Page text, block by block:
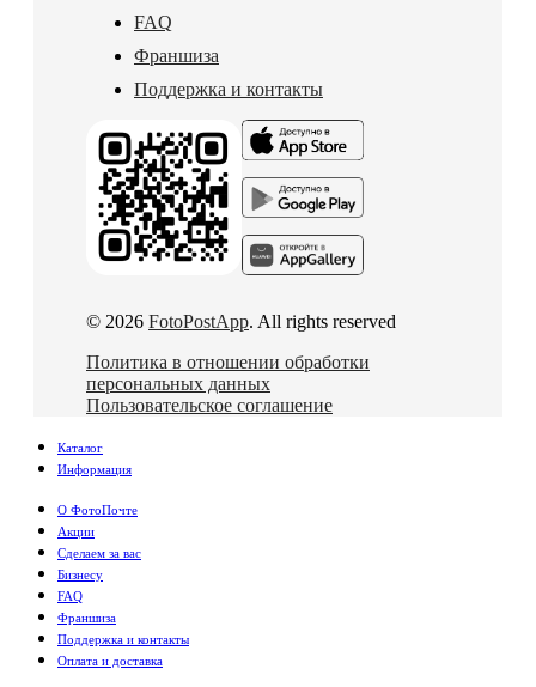
FAQ
Франшиза
Поддержка и контакты
© 2026 FotoPostApp. All rights reserved
Политика в отношении обработки
персональных данных
Пользовательское соглашение
Каталог
Информация
О ФотоПочте
Акции
Сделаем за вас
Бизнесу
FAQ
Франшиза
Поддержка и контакты
Оплата и доставка